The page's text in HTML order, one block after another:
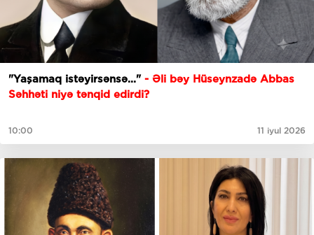
"Yaşamaq istəyirsənsə..." - Əli bəy Hüseynzadə Abbas
Səhhəti niyə tənqid edirdi?
10:00 11 iyul 2026